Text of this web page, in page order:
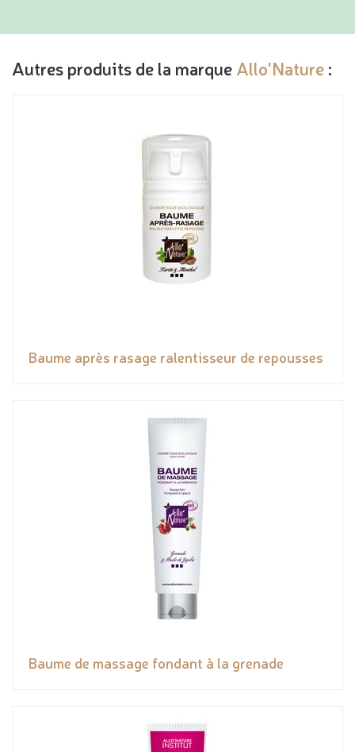
Autres produits de la marque Allo'Nature :
Baume après rasage ralentisseur de repousses
Baume de massage fondant à la grenade